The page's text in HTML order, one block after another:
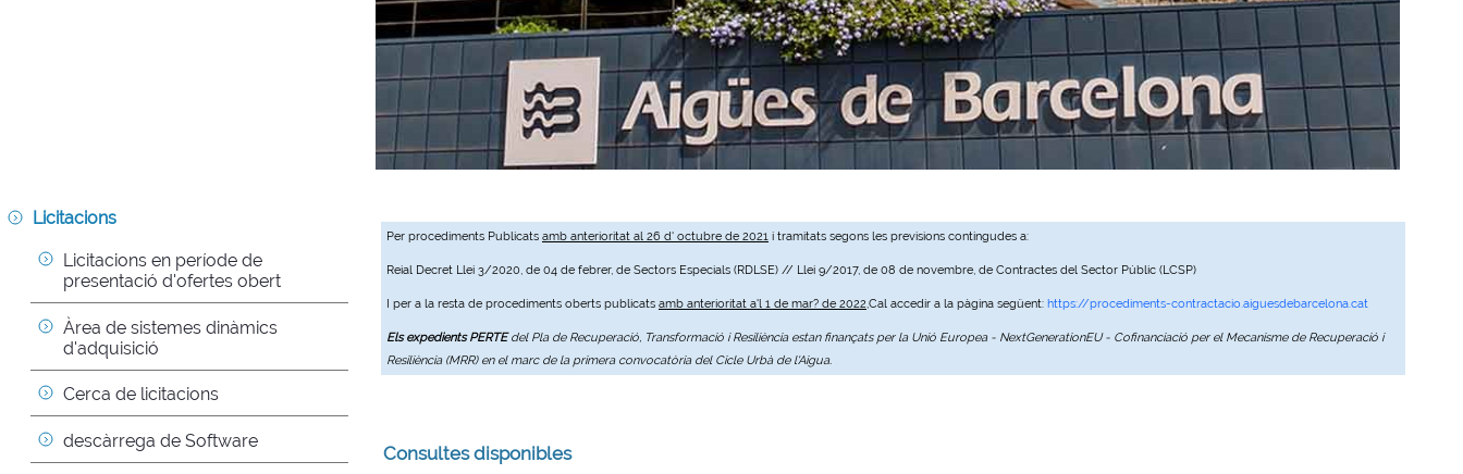
Per procediments Publicats amb anterioritat al 26 d' octubre de 2021 i tramitats segons les previsions contingudes a:
Reial Decret Llei 3/2020, de 04 de febrer, de Sectors Especials (RDLSE) // Llei 9/2017, de 08 de novembre, de Contractes del Sector Públic (LCSP)
I per a la resta de procediments oberts publicats amb anterioritat a'l 1 de mar? de 2022,Cal accedir a la pàgina següent: https://procediments-contractacio.aiguesdebarcelona.cat
Els expedients PERTEdel Pla de Recuperació, Transformació i Resiliència estan finançats per la Unió Europea - NextGenerationEU - Cofinanciació per el Mecanisme de Recuperació i
Resiliència (MRR) en el marc de la primera convocatòria del Cicle Urbà de l'Aigua.
Licitacions
Licitacions en període de
presentació d'ofertes obert
Àrea de sistemes dinàmics
d'adquisició
Cerca de licitacions
descàrrega de Software
Consultes disponibles